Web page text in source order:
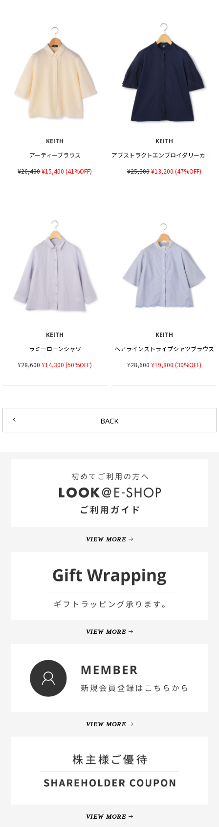
KEITH
アーティーブラウス
¥26,400¥15,400 (41%OFF)
KEITH
アブストラクトエンブロイダリーカットソー
¥25,300¥13,200 (47%OFF)
KEITH
ラミーローンシャツ
¥28,600¥14,300 (50%OFF)
KEITH
ヘアラインストライプシャツブラウス
¥28,600¥19,800 (30%OFF)
BACK
VIEW MORE
VIEW MORE
VIEW MORE
VIEW MORE